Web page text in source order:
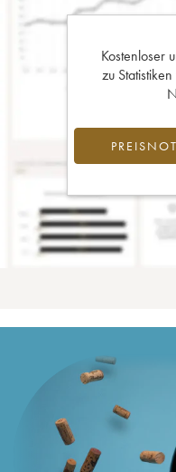
Kostenloser
zu